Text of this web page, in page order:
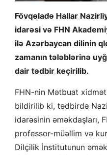
Fövqəladə Hallar
idarəsi və FHN
ilə Azərbaycan dilinin
zamanın tələblərinə
dair tədbir keçirilib.
FHN-nin Mətbuat
bildirilib ki, tədbirdə
idarəsinin əməkdaşları,
professor-müəllim və
Dilçilik İnstitutunun